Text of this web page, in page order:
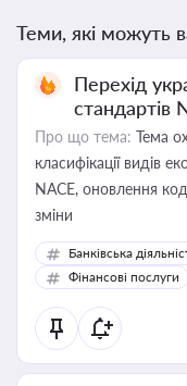
Теми, які можуть
Перехід
стандартів
Про що тема: Тема
класифікації видів
NACE, оновлення
зміни
Банківська
Фінансові послуги